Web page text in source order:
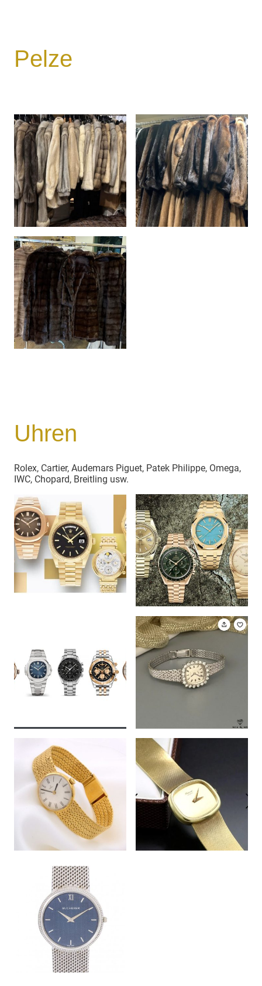
Pelze
Uhren
Rolex, Cartier, Audemars Piguet, Patek Philippe, Omega,
IWC, Chopard, Breitling usw.